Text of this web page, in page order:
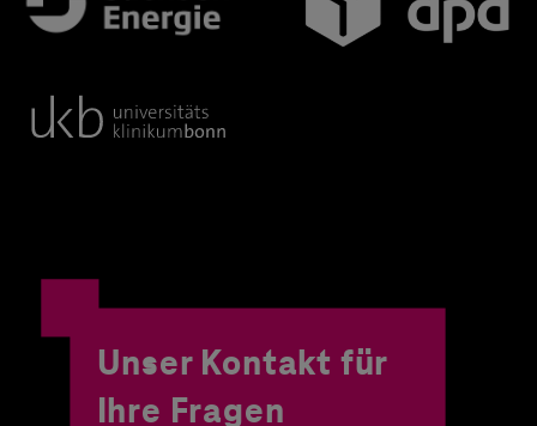
Unser Kontakt für
Ihre Fragen